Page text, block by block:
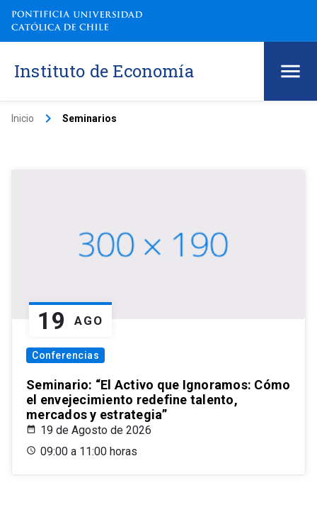
Instituto de Economía
Inicio keyboard_arrow_right Seminarios
19 AGO
Conferencias
Seminario: “El Activo que Ignoramos: Cómo
el envejecimiento redefine talento,
mercados y estrategia”
19 de Agosto de 2026
09:00 a 11:00 horas